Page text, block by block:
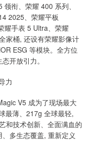
衔、荣耀 400 系列、
2025、荣耀平板
耀手表 5 Ultra、荣耀
家桶, 还设有荣耀影像计
ESG 等模块。全方位
开放引力。
力
V5 成为了现场最大
最薄、217g 全球最轻,
和技术创新、全面满血的
多生态覆盖, 重新定义